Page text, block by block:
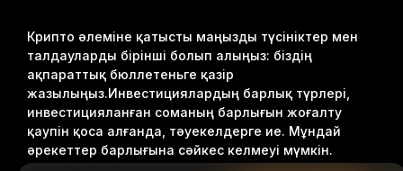
Крипто әлеміне қатысты маңызды түсініктер мен
талдауларды бірінші болып алыңыз: біздің
ақпараттық бюллетеньге қазір
жазылыңыз.Инвестициялардың барлық түрлері,
инвестицияланған соманың барлығын жоғалту
қаупін қоса алғанда, тәуекелдерге ие. Мұндай
әрекеттер барлығына сәйкес келмеуі мүмкін.